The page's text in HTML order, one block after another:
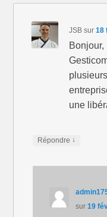
JSB sur18
Bonjour,
une
Répondre ↓
sur 19